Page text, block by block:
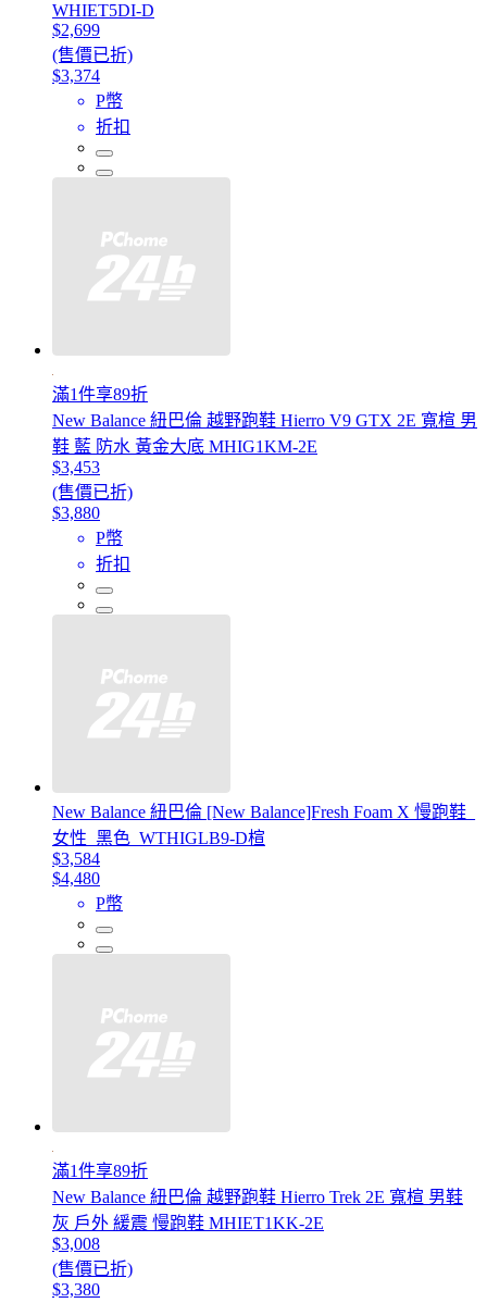
WHIET5DI-D
$2,699
(售價已折)
$3,374
P幣
折扣
滿1件享89折
New Balance 紐巴倫 越野跑鞋 Hierro V9 GTX 2E 寬楦 男
鞋 藍 防水 黃金大底 MHIG1KM-2E
$3,453
(售價已折)
$3,880
P幣
折扣
New Balance 紐巴倫 [New Balance]Fresh Foam X 慢跑鞋_
女性_黑色_WTHIGLB9-D楦
$3,584
$4,480
P幣
滿1件享89折
New Balance 紐巴倫 越野跑鞋 Hierro Trek 2E 寬楦 男鞋
灰 戶外 緩震 慢跑鞋 MHIET1KK-2E
$3,008
(售價已折)
$3,380